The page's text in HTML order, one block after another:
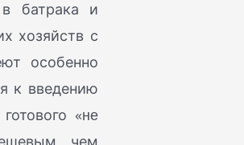
батрака и
хозяйств с
особенно
к введению
«не